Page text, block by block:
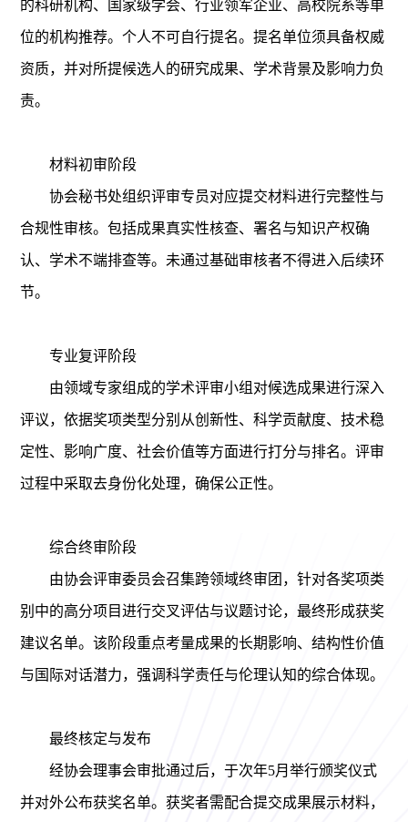
的科研机构、国家级学会、行业领军企业、高校院系等单
位的机构推荐。个人不可自行提名。提名单位须具备权威
资质，并对所提候选人的研究成果、学术背景及影响力负
责。
材料初审阶段
协会秘书处组织评审专员对应提交材料进行完整性与
合规性审核。包括成果真实性核查、署名与知识产权确
认、学术不端排查等。未通过基础审核者不得进入后续环
节。
专业复评阶段
由领域专家组成的学术评审小组对候选成果进行深入
评议，依据奖项类型分别从创新性、科学贡献度、技术稳
定性、影响广度、社会价值等方面进行打分与排名。评审
过程中采取去身份化处理，确保公正性。
综合终审阶段
由协会评审委员会召集跨领域终审团，针对各奖项类
别中的高分项目进行交叉评估与议题讨论，最终形成获奖
建议名单。该阶段重点考量成果的长期影响、结构性价值
与国际对话潜力，强调科学责任与伦理认知的综合体现。
最终核定与发布
经协会理事会审批通过后，于次年5月举行颁奖仪式
并对外公布获奖名单。获奖者需配合提交成果展示材料，